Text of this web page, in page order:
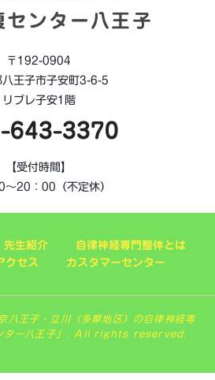
センター八王子
〒192-0904
八王子市子安町3-6-5
リブレ子安1階
643-3370
【受付時間】
～20：00（不定休）
先生紹介
自律神経専門整体とは
クセス カスタマーセンター
王子・立川（多摩地区）の自律神経専
ンター八王子」. All rights reserved.